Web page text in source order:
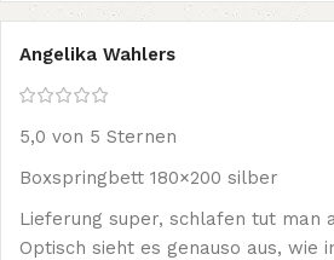
Angelika Wahlers
5,0 von 5 Sternen
Boxspringbett 180×200 silber
Lieferung super, schlafen tut man
Optisch sieht es genauso aus, wie